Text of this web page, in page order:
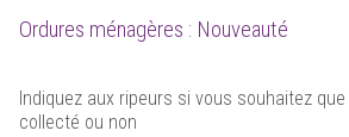
Ordures ménagères : Nouveauté
Indiquez aux ripeurs si vous souhaitez
collecté ou non